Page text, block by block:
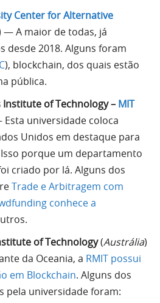
Center for Alternative
— A maior de todas, já
desde 2018. Alguns foram
), blockchain, dos quais estão
pública.
of Technology – MIT
universidade coloca
Unidos em destaque para
porque um departamento
criado por lá. Alguns dos
Trade e Arbitragem com
conhece a
of Technology(Austrália)
da Oceania, a RMIT possui
em Blockchain. Alguns dos
pela universidade foram: